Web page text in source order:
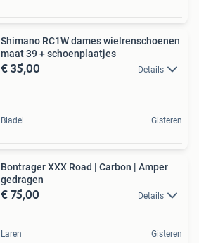
Shimano RC1W dames wielrenschoenen
maat 39 + schoenplaatjes
€ 35,00 Details
Bladel Gisteren
Bontrager XXX Road | Carbon | Amper
gedragen
€ 75,00 Details
Laren Gisteren